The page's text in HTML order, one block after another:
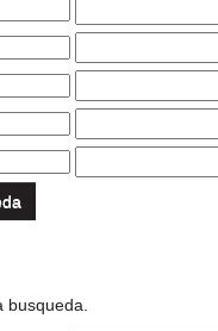
busqueda.